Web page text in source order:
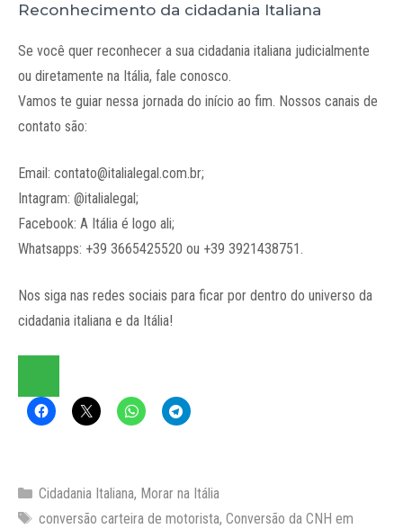
Reconhecimento da cidadania Italiana
Se você quer reconhecer a sua cidadania italiana judicialmente
ou diretamente na Itália, fale conosco.
Vamos te guiar nessa jornada do início ao fim. Nossos canais de
contato são:
Email: contato@italialegal.com.br;
Intagram: @italialegal;
Facebook: A Itália é logo ali;
Whatsapps: +39 3665425520 ou +39 3921438751.
Nos siga nas redes sociais para ficar por dentro do universo da
cidadania italiana e da Itália!
Categorias
Cidadania Italiana, Morar na Itália
Tags
conversão carteira de motorista, Conversão da CNH em